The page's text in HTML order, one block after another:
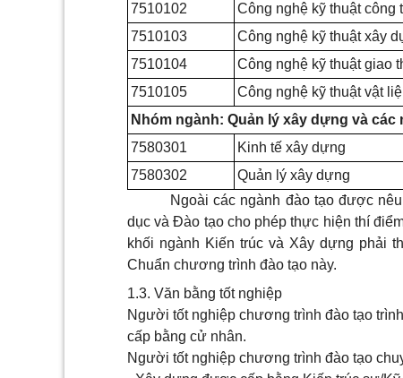
7510102
Công nghệ kỹ thuật công
7510103
Công nghệ kỹ thuật xây
7510104
Công nghệ kỹ thuật giao
7510105
Công nghệ kỹ thuật vật
Nhóm ngành: Quản lý xây dựng và các
7580301
Kinh tế xây dựng
7580302
Quản lý xây dựng
Ngoài các ngành đào tạo được
dục và Đào tạo cho phép thực hiện thí
khối ngành Kiến trúc và Xây dựng phải
Chuẩn chương trình đào tạo này.
1.3. Văn bằng tốt nghiệp
Người tốt nghiệp chương trình đào tạo
cấp bằng cử nhân.
Người tốt nghiệp chương trình đào tạo